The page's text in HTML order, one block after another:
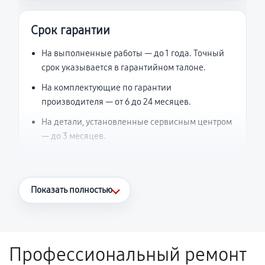
Срок гарантии
На выполненные работы — до 1 года. Точный
срок указывается в гарантийном талоне.
На комплектующие по гарантии
производителя — от 6 до 24 месяцев.
На детали, установленные сервисным центром
— до 3 месяцев.
Что считается гарантийным случаем
Поломка установленной детали при
Показать полностью
Профессиональный ремонт